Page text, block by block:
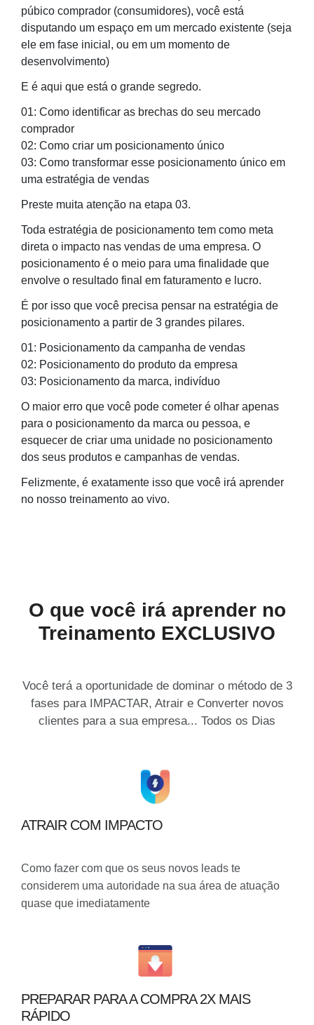
púbico comprador (consumidores), você está
disputando um espaço em um mercado existente (seja
ele em fase inicial, ou em um momento de
desenvolvimento)
E é aqui que está o grande segredo.
01: Como identificar as brechas do seu mercado
comprador
02: Como criar um posicionamento único
03: Como transformar esse posicionamento único em
uma estratégia de vendas
Preste muita atenção na etapa 03.
Toda estratégia de posicionamento tem como meta
direta o impacto nas vendas de uma empresa. O
posicionamento é o meio para uma finalidade que
envolve o resultado final em faturamento e lucro.
É por isso que você precisa pensar na estratégia de
posicionamento a partir de 3 grandes pilares.
01: Posicionamento da campanha de vendas
02: Posicionamento do produto da empresa
03: Posicionamento da marca, indivíduo
O maior erro que você pode cometer é olhar apenas
para o posicionamento da marca ou pessoa, e
esquecer de criar uma unidade no posicionamento
dos seus produtos e campanhas de vendas.
Felizmente, é exatamente isso que você irá aprender
no nosso treinamento ao vivo.
O que você irá aprender no
Treinamento EXCLUSIVO
Você terá a oportunidade de dominar o método de 3
fases para IMPACTAR, Atrair e Converter novos
clientes para a sua empresa... Todos os Dias
ATRAIR COM IMPACTO
Como fazer com que os seus novos leads te
considerem uma autoridade na sua área de atuação
quase que imediatamente
PREPARAR PARA A COMPRA 2X MAIS
RÁPIDO